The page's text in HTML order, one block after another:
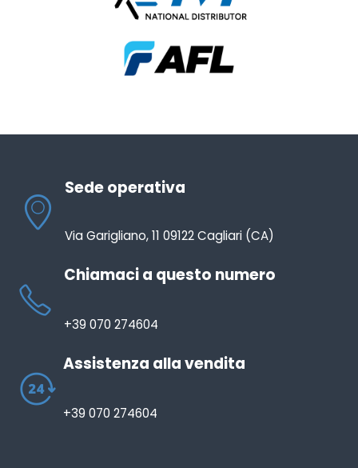
Sede operativa
Via Garigliano, 11 09122 Cagliari (CA)
Chiamaci a questo numero
+39 070 274604
Assistenza alla vendita
+39 070 274604